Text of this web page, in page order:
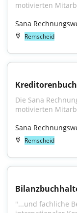
motivierten
Sana
Remscheid
Die Sana
motivierten
Sana
Remscheid
"...und fachliche